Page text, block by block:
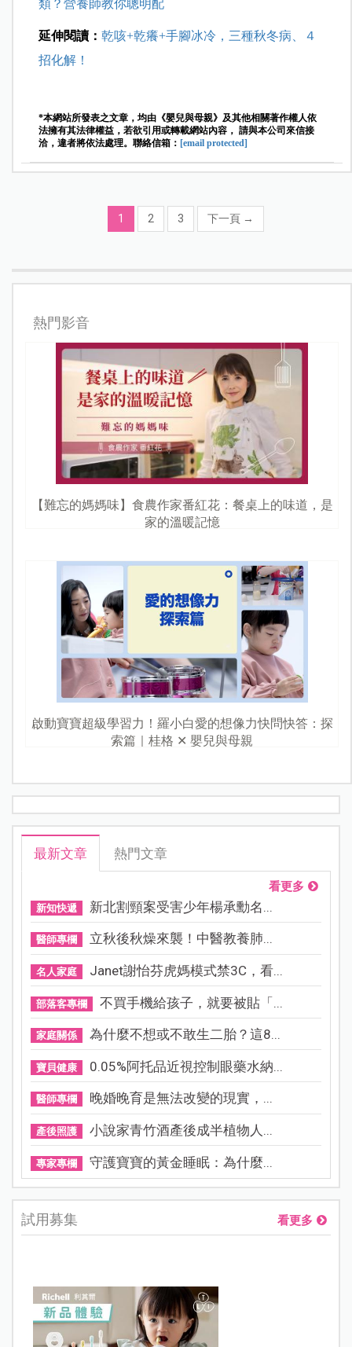
類？營養師教你聰明配
延伸閱讀：乾咳+乾癢+手腳冰冷，三種秋冬病、４
招化解！
*本網站所發表之文章，均由《嬰兒與母親》及其他相關著作權人依
法擁有其法律權益，若欲引用或轉載網站內容， 請與本公司來信接
洽，違者將依法處理。聯絡信箱： [email protected]
1 2 3 下一頁 →
熱門影音
【難忘的媽媽味】食農作家番紅花：餐桌上的味道，是
家的溫暖記憶
啟動寶寶超級學習力！羅小白愛的想像力快問快答：探
索篇｜桂格 ✕ 嬰兒與母親
最新文章 熱門文章
看更多
新知快遞 新北割頸案受害少年楊承勳名...
醫師專欄 立秋後秋燥來襲！中醫教養肺...
名人家庭 Janet謝怡芬虎媽模式禁3C，看...
部落客專欄 不買手機給孩子，就要被貼「...
家庭關係 為什麼不想或不敢生二胎？這8...
寶貝健康 0.05%阿托品近視控制眼藥水納...
醫師專欄 晚婚晚育是無法改變的現實，...
產後照護 小說家青竹酒產後成半植物人...
專家專欄 守護寶寶的黃金睡眠：為什麼...
試用募集 看更多